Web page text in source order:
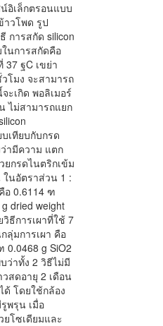
อิเล็กตรอนแบบ
าวโพด รูป
การสกัด silicon
นการสกัดคือ
37 ฐC เขย่า
โมง จะสามารถ
ะเกิด พอลิเมอร์
ไม่สามารถแยก
เทียบกับกรด
ามีความ แตก
ยกรดไนตริกเข้ม
นอัตราส่วน 1 :
อ 0.6114 ฑ
dried weight
ธีการเผาที่ใช้ 7
ลุ่มการเผา คือ
0.0468 g SiO2
ว่าทั้ง 2 วิธีไม่มี
สดอายุ 2 เดือน
โดยใช้กล้อง
พรุน เมื่อ
ยโซเดียมและ